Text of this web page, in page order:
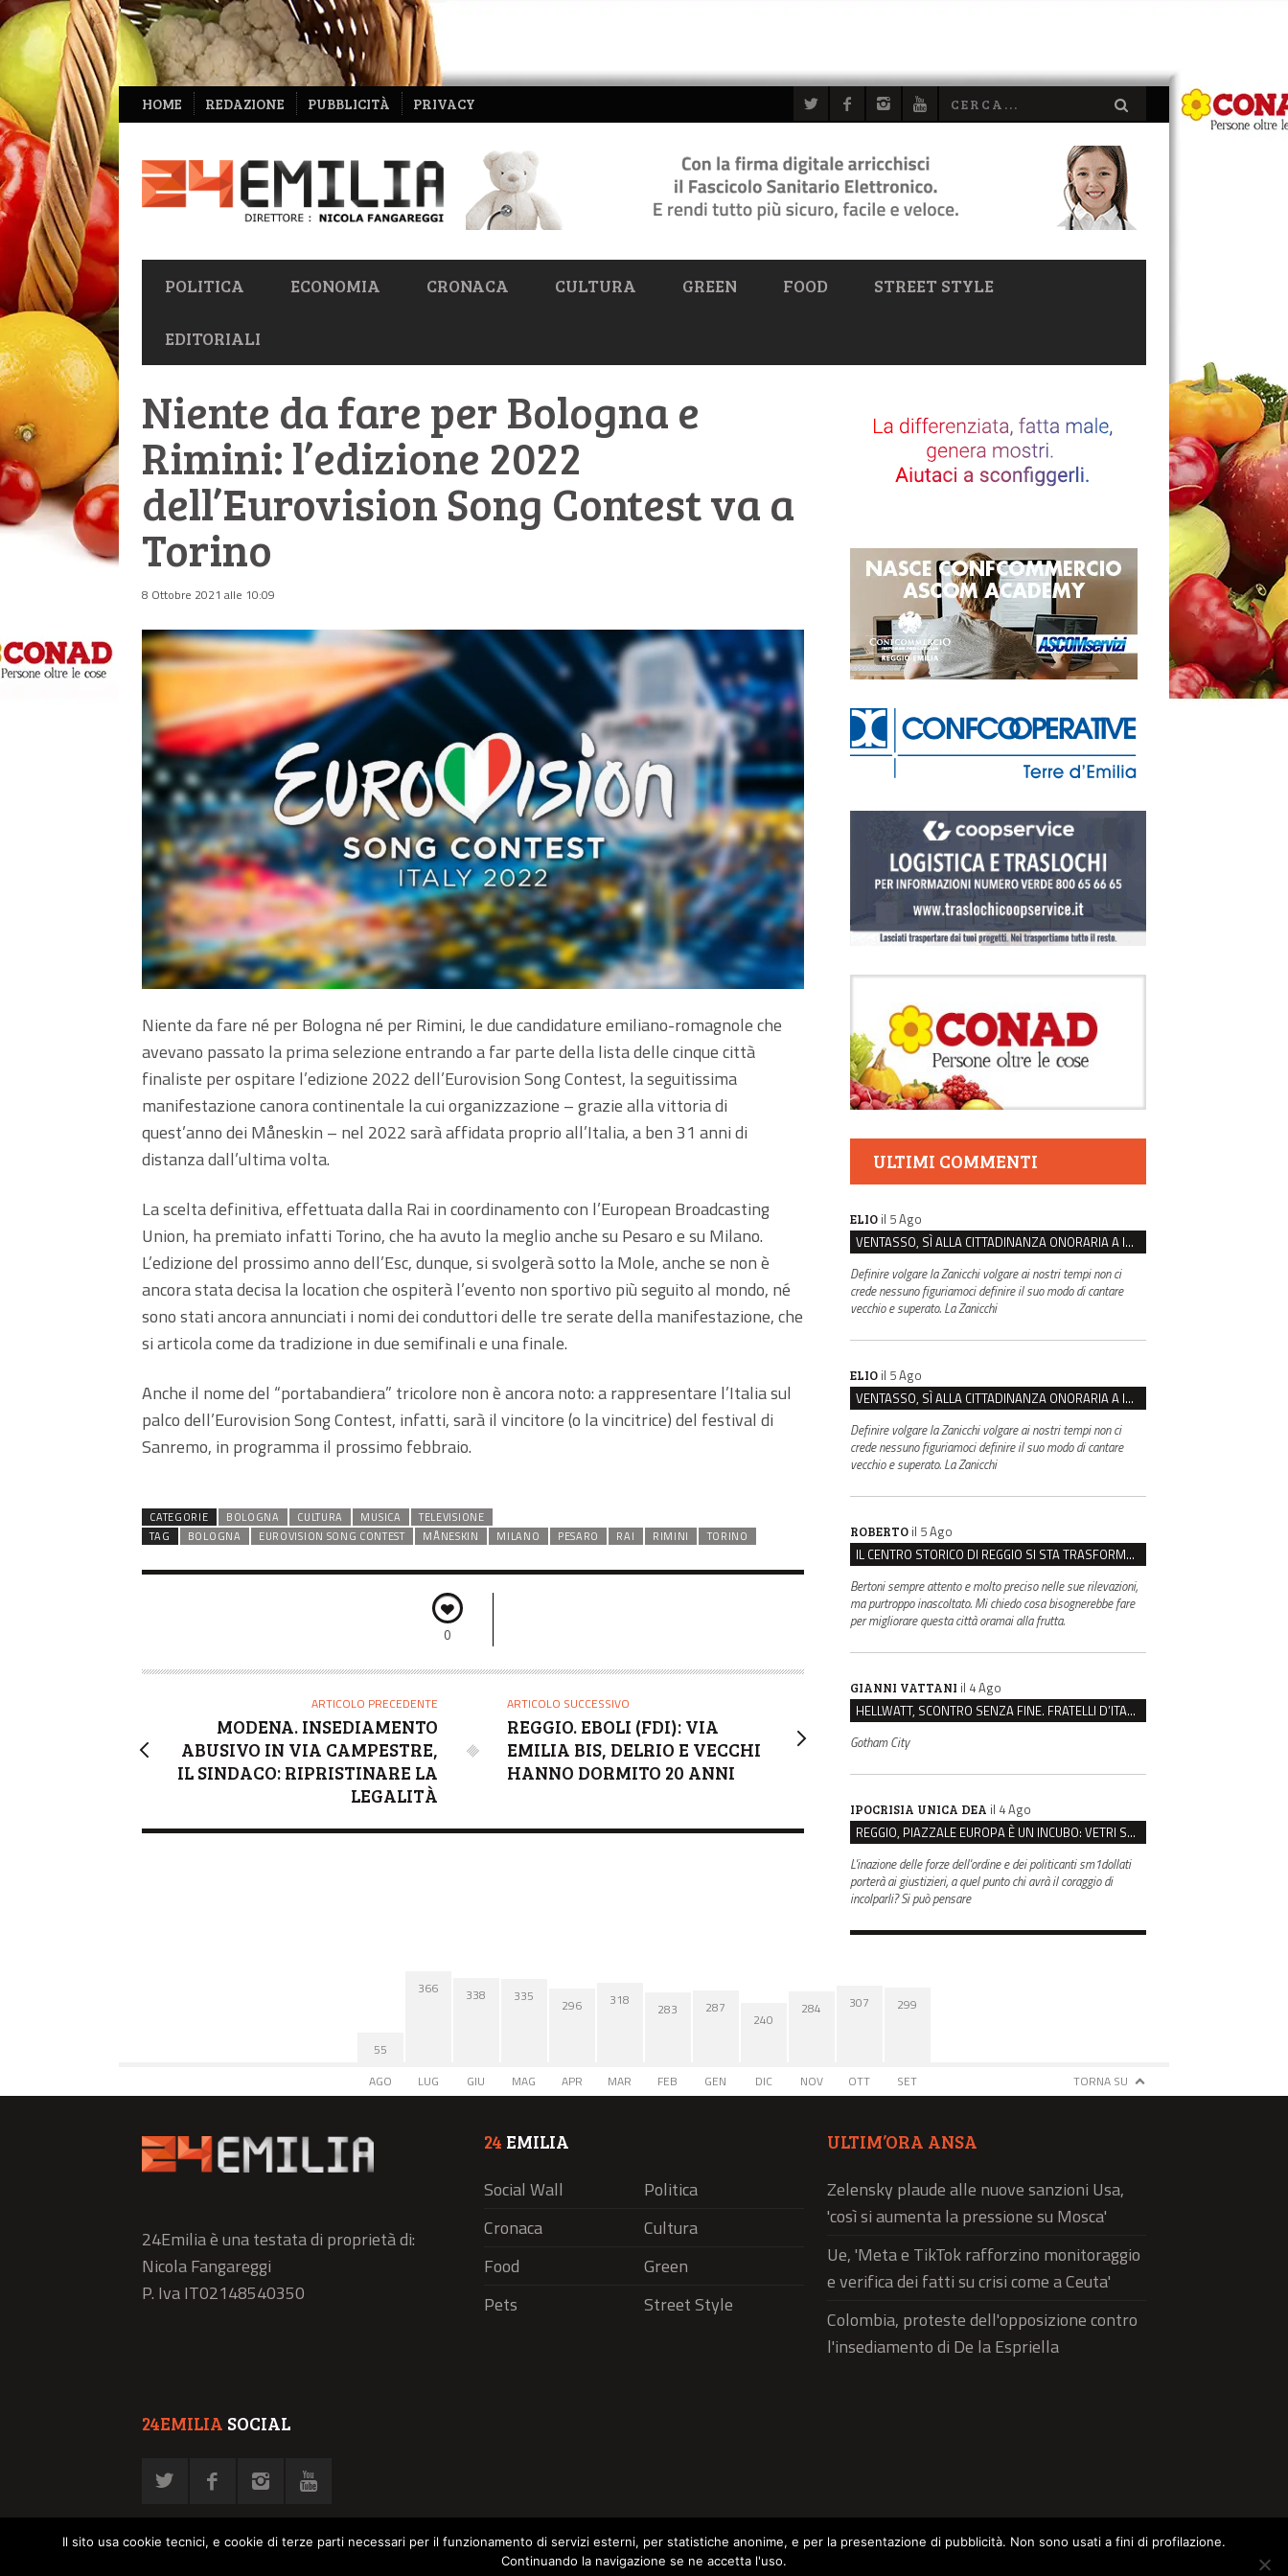
NAVIGAZIONE
SECONDARIA
HOME REDAZIONE PUBBLICITÀ PRIVACY
NAVIGAZIONE
PRIMARIA
POLITICA ECONOMIA CRONACA CULTURA GREEN FOOD STREET STYLE
EDITORIALI
Niente da fare per Bologna e
Rimini: l’edizione 2022
dell’Eurovision Song Contest va a
Torino
8 Ottobre 2021 alle 10:09
Niente da fare né per Bologna né per Rimini, le due candidature emiliano-romagnole che
avevano passato la prima selezione entrando a far parte della lista delle cinque città
finaliste per ospitare l’edizione 2022 dell’Eurovision Song Contest, la seguitissima
manifestazione canora continentale la cui organizzazione – grazie alla vittoria di
quest’anno dei Måneskin – nel 2022 sarà affidata proprio all’Italia, a ben 31 anni di
distanza dall’ultima volta.
La scelta definitiva, effettuata dalla Rai in coordinamento con l’European Broadcasting
Union, ha premiato infatti Torino, che ha avuto la meglio anche su Pesaro e su Milano.
L’edizione del prossimo anno dell’Esc, dunque, si svolgerà sotto la Mole, anche se non è
ancora stata decisa la location che ospiterà l’evento non sportivo più seguito al mondo, né
sono stati ancora annunciati i nomi dei conduttori delle tre serate della manifestazione, che
si articola come da tradizione in due semifinali e una finale.
Anche il nome del “portabandiera” tricolore non è ancora noto: a rappresentare l’Italia sul
palco dell’Eurovision Song Contest, infatti, sarà il vincitore (o la vincitrice) del festival di
Sanremo, in programma il prossimo febbraio.
CATEGORIE BOLOGNA CULTURA MUSICA
TELEVISIONE
TAG
BOLOGNA EUROVISION SONG CONTEST MÅNESKIN MILANO PESARO RAI RIMINI TORINO
0
ARTICOLO PRECEDENTE
MODENA. INSEDIAMENTO
ABUSIVO IN VIA CAMPESTRE,
IL SINDACO: RIPRISTINARE LA
LEGALITÀ
ARTICOLO SUCCESSIVO
REGGIO. EBOLI (FDI): VIA
EMILIA BIS, DELRIO E VECCHI
HANNO DORMITO 20 ANNI
ULTIMI COMMENTI
ELIO il 5 Ago
VENTASSO, SÌ ALLA CITTADINANZA ONORARIA A IVA ZANICCHI. MA BARGIACCHI: “È DI PESSIMO GUSTO”
Definire volgare la Zanicchi volgare ai nostri tempi non ci
crede nessuno figuriamoci definire il suo modo di cantare
vecchio e superato. La Zanicchi
ELIO il 5 Ago
VENTASSO, SÌ ALLA CITTADINANZA ONORARIA A IVA ZANICCHI. MA BARGIACCHI: “È DI PESSIMO GUSTO”
Definire volgare la Zanicchi volgare ai nostri tempi non ci
crede nessuno figuriamoci definire il suo modo di cantare
vecchio e superato. La Zanicchi
ROBERTO il 5 Ago
IL CENTRO STORICO DI REGGIO SI STA TRASFORMANDO, E NON IN MEGLIO
Bertoni sempre attento e molto preciso nelle sue rilevazioni,
ma purtroppo inascoltato. Mi chiedo cosa bisognerebbe fare
per migliorare questa città oramai alla frutta.
GIANNI VATTANI il 4 Ago
HELLWATT, SCONTRO SENZA FINE. FRATELLI D’ITALIA: “MILANI PORTA DOCUMENTI, DE FRANCO INSULTI”
Gotham City
IPOCRISIA UNICA DEA il 4 Ago
REGGIO, PIAZZALE EUROPA È UN INCUBO: VETRI SPACCATI E FURTI SULLE AUTO IN SOSTA
L'inazione delle forze dell'ordine e dei politicanti sm1dollati
porterà ai giustizieri, a quel punto chi avrà il coraggio di
incolparli? Si può pensare
55
AGO
366
LUG
338
GIU
335
MAG
296
APR
318
MAR
283
FEB
287
GEN
240
DIC
284
NOV
307
OTT
299
SET TORNA SU
24Emilia è una testata di proprietà di:
Nicola Fangareggi
P. Iva IT02148540350
24 EMILIA
Social Wall
Politica
Cronaca
Cultura
Food
Green
Pets
Street Style
ULTIM’ORA ANSA
Zelensky plaude alle nuove sanzioni Usa,
'così si aumenta la pressione su Mosca'
Ue, 'Meta e TikTok rafforzino monitoraggio
e verifica dei fatti su crisi come a Ceuta'
Colombia, proteste dell'opposizione contro
l'insediamento di De la Espriella
24EMILIA SOCIAL
Il sito usa cookie tecnici, e cookie di terze parti necessari per il funzionamento di servizi esterni, per statistiche anonime, e per la presentazione di pubblicità. Non sono usati a fini di profilazione.
Continuando la navigazione se ne accetta l'uso.